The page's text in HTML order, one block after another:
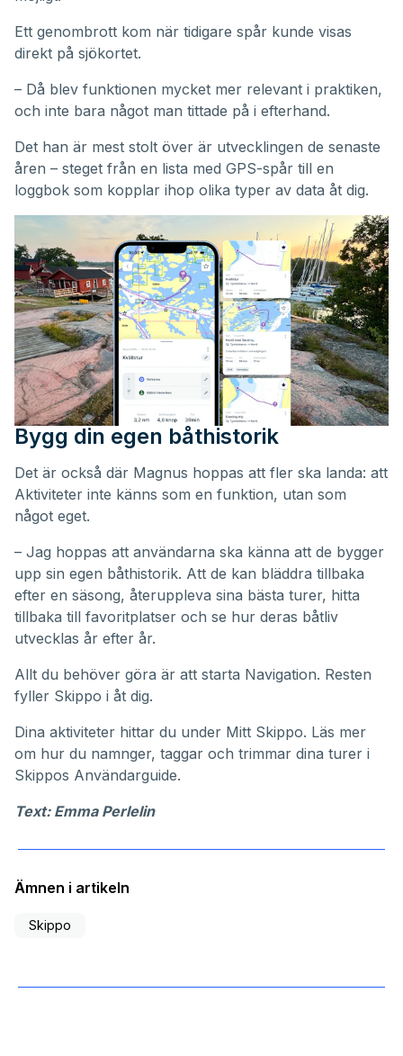
Ett genombrott kom när tidigare spår kunde visas
direkt på sjökortet.
– Då blev funktionen mycket mer relevant i praktiken,
och inte bara något man tittade på i efterhand.
Det han är mest stolt över är utvecklingen de senaste
åren – steget från en lista med GPS-spår till en
loggbok som kopplar ihop olika typer av data åt dig.
Bygg din egen båthistorik
Det är också där Magnus hoppas att fler ska landa: att
Aktiviteter inte känns som en funktion, utan som
något eget.
– Jag hoppas att användarna ska känna att de bygger
upp sin egen båthistorik. Att de kan bläddra tillbaka
efter en säsong, återuppleva sina bästa turer, hitta
tillbaka till favoritplatser och se hur deras båtliv
utvecklas år efter år.
Allt du behöver göra är att starta Navigation. Resten
fyller Skippo i åt dig.
Dina aktiviteter hittar du under Mitt Skippo. Läs mer
om hur du namnger, taggar och trimmar dina turer i
Skippos Användarguide.
Text: Emma Perlelin
Ämnen i artikeln
Skippo